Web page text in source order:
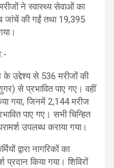
ने स्वास्थ्य सेवाओं का
जांचें की गईं तथा 19,395
के उद्देश्य से 536 मरीजों की
से प्रभावित पाए गए। वहीं
गया, जिनमें 2,144 मरीज
पाए गए। सभी चिन्हित
उपलब्ध कराया गया।
नागरिकों का
प्रदान किया गया। शिविरों